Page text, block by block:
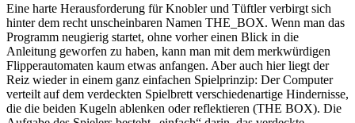
Eine harte Herausforderung für Knobler und Tüftler verbirgt sich
hinter dem recht unscheinbaren Namen THE_BOX. Wenn man das
Programm neugierig startet, ohne vorher einen Blick in die
Anleitung geworfen zu haben, kann man mit dem merkwürdigen
Flipperautomaten kaum etwas anfangen. Aber auch hier liegt der
Reiz wieder in einem ganz einfachen Spielprinzip: Der Computer
verteilt auf dem verdeckten Spielbrett verschiedenartige Hindernisse,
die die beiden Kugeln ablenken oder reflektieren (THE BOX). Die